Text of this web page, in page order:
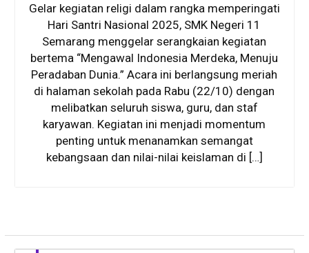
Gelar kegiatan religi dalam rangka memperingati
Hari Santri Nasional 2025, SMK Negeri 11
Semarang menggelar serangkaian kegiatan
bertema “Mengawal Indonesia Merdeka, Menuju
Peradaban Dunia.” Acara ini berlangsung meriah
di halaman sekolah pada Rabu (22/10) dengan
melibatkan seluruh siswa, guru, dan staf
karyawan. Kegiatan ini menjadi momentum
penting untuk menanamkan semangat
kebangsaan dan nilai-nilai keislaman di […]